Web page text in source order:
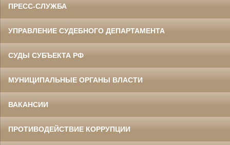
ПРЕСС-СЛУЖБА
УПРАВЛЕНИЕ СУДЕБНОГО ДЕПАРТАМЕНТА
СУДЫ СУБЪЕКТА РФ
МУНИЦИПАЛЬНЫЕ ОРГАНЫ ВЛАСТИ
ВАКАНСИИ
ПРОТИВОДЕЙСТВИЕ КОРРУПЦИИ